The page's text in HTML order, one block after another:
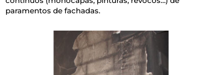
paramentos de fachadas.